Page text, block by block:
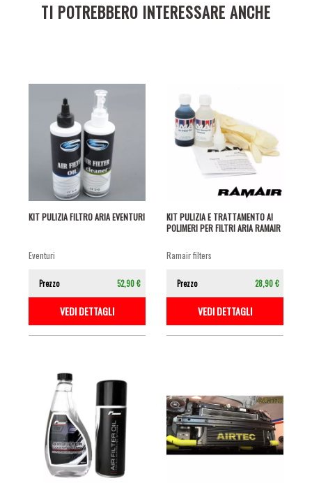
TI POTREBBERO INTERESSARE ANCHE
KIT PULIZIA FILTRO ARIA EVENTURI
eventuri
Prezzo 52,90 €
VEDI DETTAGLI
KIT PULIZIA E TRATTAMENTO AI
POLIMERI PER FILTRI ARIA RAMAIR
ramair filters
Prezzo 28,90 €
VEDI DETTAGLI